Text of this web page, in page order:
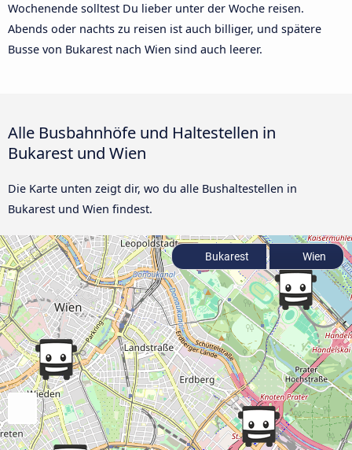
Wochenende solltest Du lieber unter der Woche reisen.
Abends oder nachts zu reisen ist auch billiger, und spätere
Busse von Bukarest nach Wien sind auch leerer.
Alle Busbahnhöfe und Haltestellen in
Bukarest und Wien
Die Karte unten zeigt dir, wo du alle Bushaltestellen in
Bukarest und Wien findest.
Bukarest Wien